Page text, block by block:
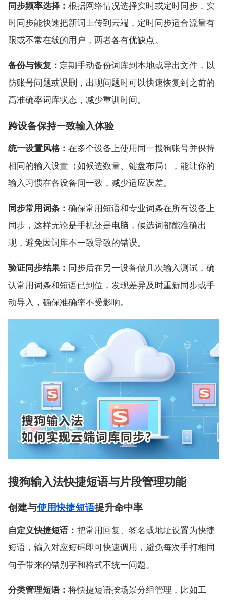
同步频率选择： 根据网络情况选择实时或定时同步，实
时同步能快速把新词上传到云端，定时同步适合流量有
限或不常在线的用户，两者各有优缺点。
备份与恢复： 定期手动备份词库到本地或导出文件，以
防账号问题或误删，出现问题时可以快速恢复到之前的
高准确率词库状态，减少重训时间。
跨设备保持一致输入体验
统一设置风格： 在多个设备上使用同一搜狗账号并保持
相同的输入设置（如候选数量、键盘布局），能让你的
输入习惯在各设备间一致，减少适应误差。
同步常用词条： 确保常用短语和专业词条在所有设备上
同步，这样无论是手机还是电脑，候选词都能准确出
现，避免因词库不一致导致的错误。
验证同步结果： 同步后在另一设备做几次输入测试，确
认常用词条和短语已到位，发现差异及时重新同步或手
动导入，确保准确率不受影响。
搜狗输入法快捷短语与片段管理功能
创建与使用快捷短语提升命中率
自定义快捷短语： 把常用回复、签名或地址设置为快捷
短语，输入对应短码即可快速调用，避免每次手打相同
句子带来的错别字和格式不统一问题。
分类管理短语： 将快捷短语按场景分组管理，比如工